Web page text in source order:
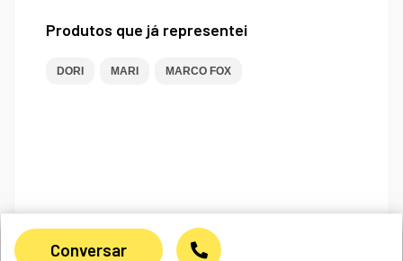
Conversar
Produtos que já representei
DORI MARI MARCO FOX